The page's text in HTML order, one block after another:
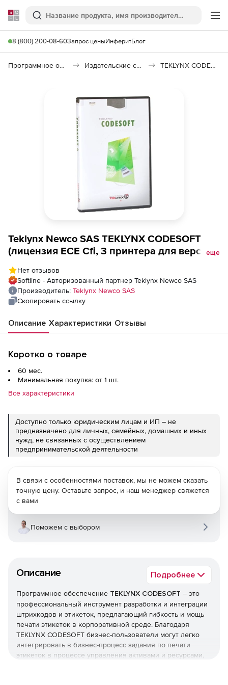
Softline
Поиск
8 (800) 200-08-60Запрос ценыИнферитБлог
Программное обеспечение для графики и дизайна Издательские системы TEKLYNX CODESOFT
Teklynx Newco SAS TEKLYNX CODESOFT
(лицензия ECE Cfi, 3 принтера для версииеще
Нет отзывов
Softline - Авторизованный партнер Teklynx Newco SAS
Производитель: Teklynx Newco SAS
Скопировать ссылку
Описание Характеристики Отзывы
Коротко о товаре
60 мес.
Минимальная покупка: от 1 шт.
Все характеристики
Доступно только юридическим лицам и ИП – не
предназначено для личных, семейных, домашних и иных
нужд, не связанных с осуществлением
предпринимательской деятельности
Описание Подробнее
Программное обеспечение TEKLYNX CODESOFT – это
профессиональный инструмент разработки и интеграции
штрихкодов и этикеток, предлагающий гибкость и мощь
печати этикеток в корпоративной среде. Благодаря
TEKLYNX CODESOFT бизнес-пользователи могут легко
интегрировать в бизнес-процесс задания по печати
этикеток в процессе управления активами и ресурсами,
В связи с особенностями поставок, мы не можем сказать
точную цену. Оставьте запрос, и наш менеджер свяжется
с вами
Поможем с выбором